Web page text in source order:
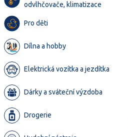
odvlhčovače, klimatizace
Pro děti
Dílna a hobby
Elektrická vozítka a jezdítka
Dárky a sváteční výzdoba
Drogerie